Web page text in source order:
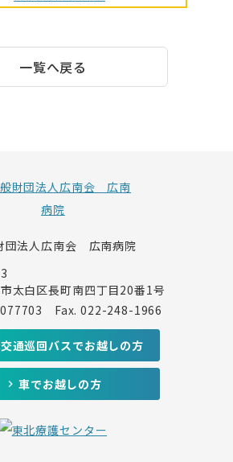
一覧へ戻る
団法人広南会 広南病院
太白区長町南四丁目20番1号
Fax. 022-248-1966
通巡回バスでお越しの方
車でお越しの方